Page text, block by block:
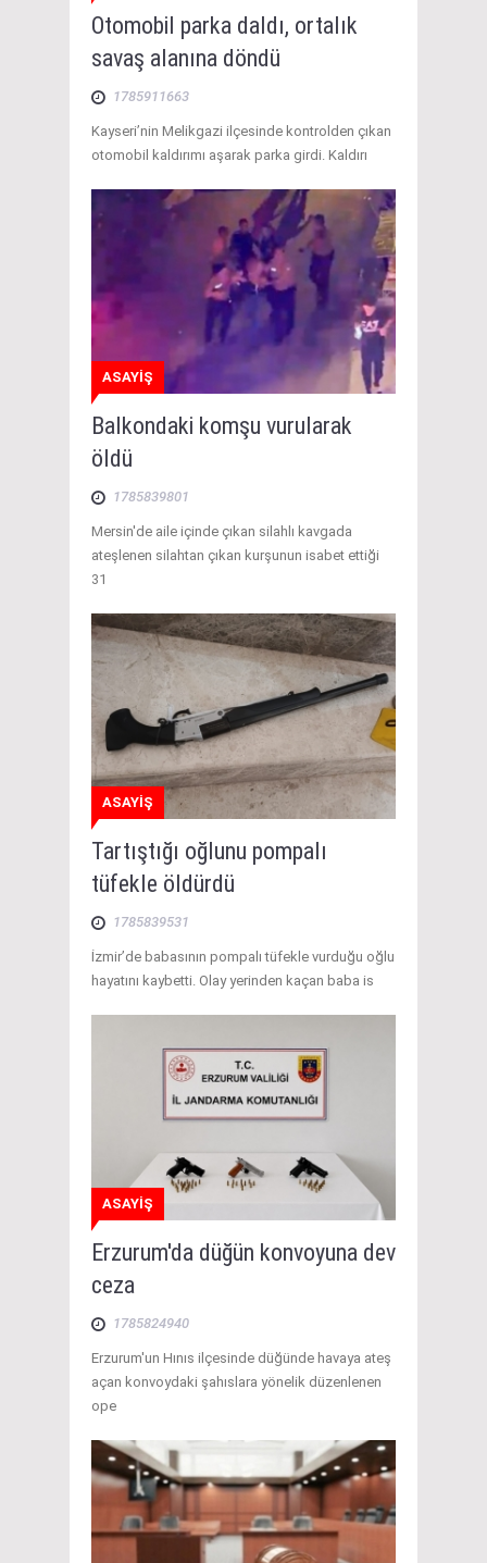
Otomobil parka daldı, ortalık
savaş alanına döndü
1785911663
Kayseri’nin Melikgazi ilçesinde kontrolden çıkan
otomobil kaldırımı aşarak parka girdi. Kaldırı
ASAYİŞ
Balkondaki komşu vurularak
öldü
1785839801
Mersin'de aile içinde çıkan silahlı kavgada
ateşlenen silahtan çıkan kurşunun isabet ettiği
31
ASAYİŞ
Tartıştığı oğlunu pompalı
tüfekle öldürdü
1785839531
İzmir’de babasının pompalı tüfekle vurduğu oğlu
hayatını kaybetti. Olay yerinden kaçan baba is
ASAYİŞ
Erzurum'da düğün konvoyuna dev
ceza
1785824940
Erzurum'un Hınıs ilçesinde düğünde havaya ateş
açan konvoydaki şahıslara yönelik düzenlenen
ope